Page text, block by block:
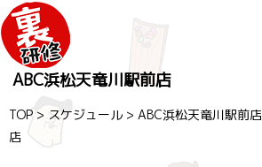
ABC浜松天竜川駅前店
TOP > スケジュール > ABC浜松天竜川駅前店
店